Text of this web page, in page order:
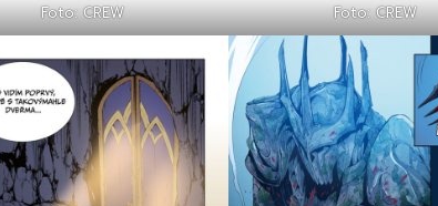
Foto: CREW Foto: CREW